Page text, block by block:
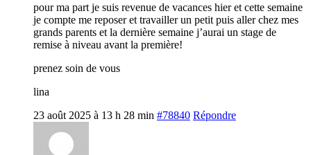
pour ma part je suis revenue de vacances hier et cette semaine
je compte me reposer et travailler un petit puis aller chez mes
grands parents et la dernière semaine j’aurai un stage de
remise à niveau avant la première!
prenez soin de vous
lina
23 août 2025 à 13 h 28 min #78840 Répondre